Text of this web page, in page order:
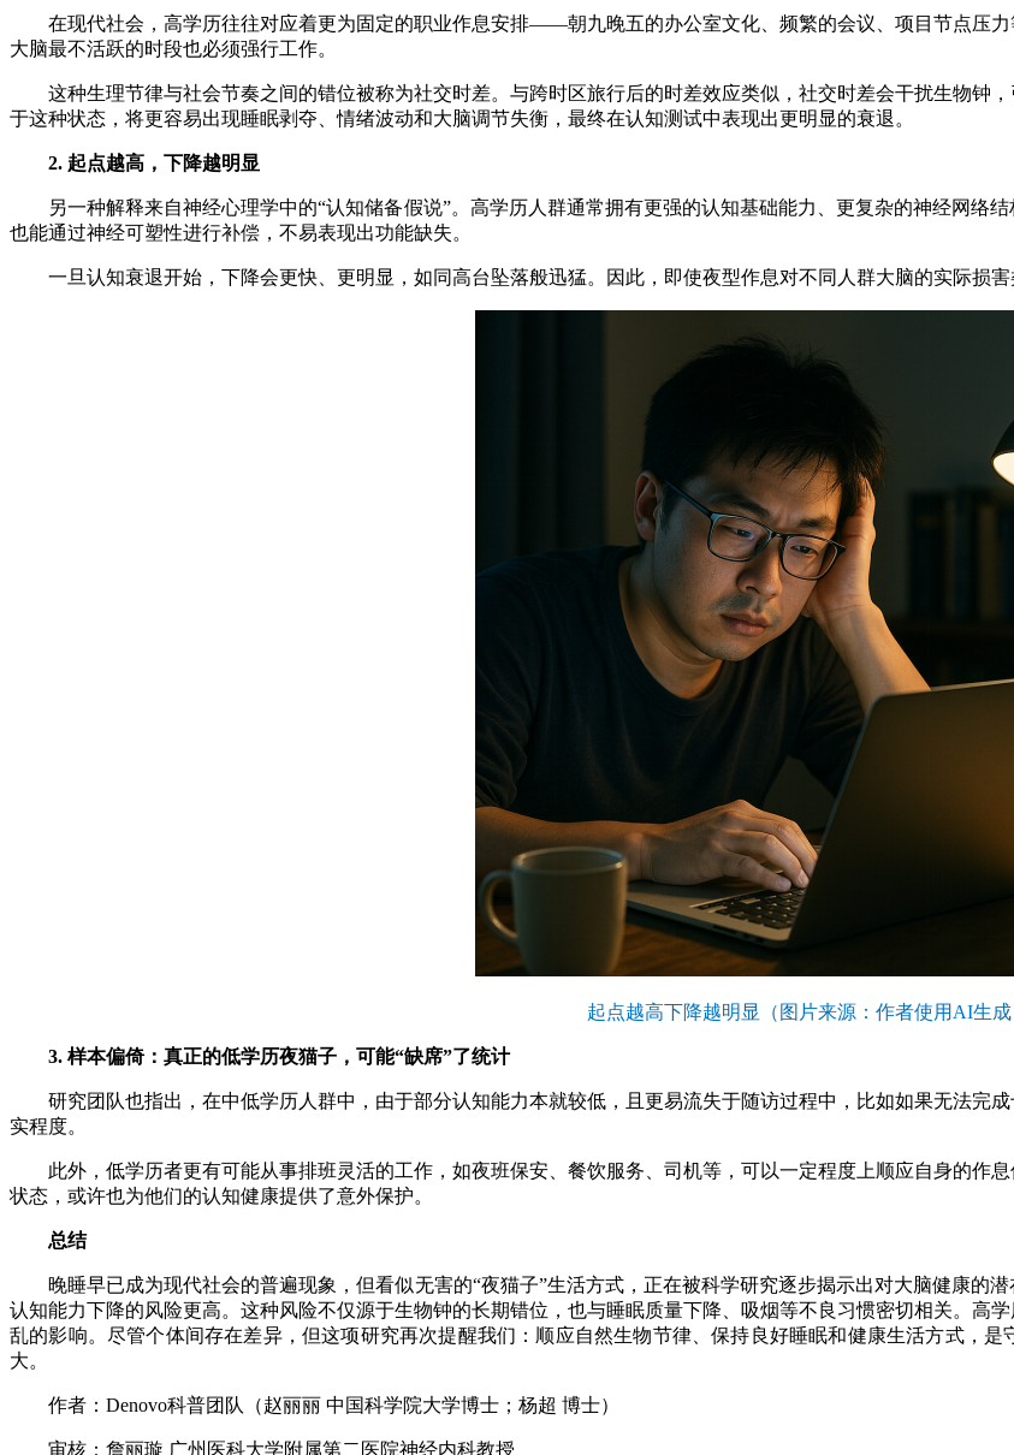
在现代社会，高学历往往对应着更为固定的职业作息安排——朝九晚五的办公室文化、频繁的会议、项目节点压力
大脑最不活跃的时段也必须强行工作。
这种生理节律与社会节奏之间的错位被称为社交时差。与跨时区旅行后的时差效应类似，社交时差会干扰生物钟
于这种状态，将更容易出现睡眠剥夺、情绪波动和大脑调节失衡，最终在认知测试中表现出更明显的衰退。
2. 起点越高，下降越明显
另一种解释来自神经心理学中的“认知储备假说”。高学历人群通常拥有更强的认知基础能力、更复杂的神经网络结
也能通过神经可塑性进行补偿，不易表现出功能缺失。
一旦认知衰退开始，下降会更快、更明显，如同高台坠落般迅猛。因此，即使夜型作息对不同人群大脑的实际损害
起点越高下降越明显（图片来源：作者使用AI生成
3. 样本偏倚：真正的低学历夜猫子，可能“缺席”了统计
研究团队也指出，在中低学历人群中，由于部分认知能力本就较低，且更易流失于随访过程中，比如如果无法完
实程度。
此外，低学历者更有可能从事排班灵活的工作，如夜班保安、餐饮服务、司机等，可以一定程度上顺应自身的作
状态，或许也为他们的认知健康提供了意外保护。
总结
晚睡早已成为现代社会的普遍现象，但看似无害的“夜猫子”生活方式，正在被科学研究逐步揭示出对大脑健康的
认知能力下降的风险更高。这种风险不仅源于生物钟的长期错位，也与睡眠质量下降、吸烟等不良习惯密切相关。高
乱的影响。尽管个体间存在差异，但这项研究再次提醒我们：顺应自然生物节律、保持良好睡眠和健康生活方式，
大。
作者：Denovo科普团队（赵丽丽 中国科学院大学博士；杨超 博士）
审核：詹丽璇 广州医科大学附属第二医院神经内科教授